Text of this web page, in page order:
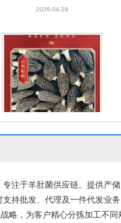
季煲汤食用羊肚菌干货菌菇
2026-04-29
注于羊肚菌供应链。提供产
持批发、代理及一件代发业
略，为客户精心分拣加工不同